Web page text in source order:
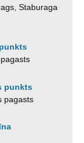
Staburaga
punkts
pagasts